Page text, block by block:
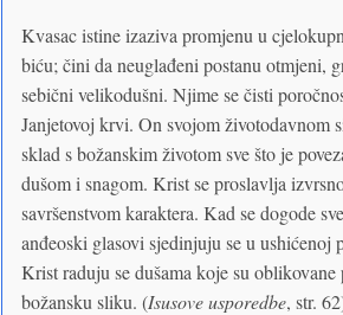
Kvasac istine izaziva promjenu u
biću; čini da neuglađeni postanu otmjeni,
sebični velikodušni. Njime se čisti
Janjetovoj krvi. On svojom životodavnom
sklad s božanskim životom sve što je
dušom i snagom. Krist se proslavlja
savršenstvom karaktera. Kad se dogode
anđeoski glasovi sjedinjuju se u ushićenoj
Krist raduju se dušama koje su oblikovane
božansku sliku. (Isusove usporedbe, str.